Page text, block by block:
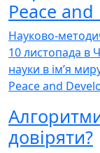
Peace
Науково-
10 листопада в
науки в ім’я
Peace and
довіряти?